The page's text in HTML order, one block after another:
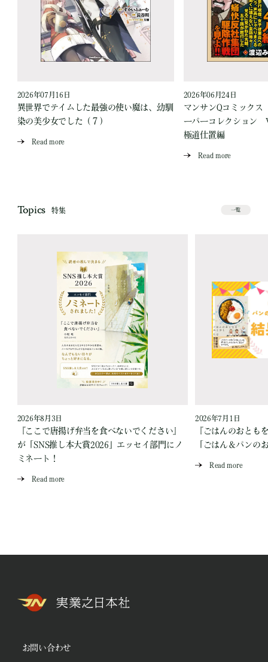
2026年07月16日
異世界でテイムした最強の使い魔は、幼馴
染の美少女でした（７）
Read more
2026年06月24日
マンサンQコミック
ーパーコレクション
極道仕置編
Read more
Topics 特集 一覧
2026年8月3日
『ここで唐揚げ弁当を食べないでください』
が「SNS推し本大賞2026」エッセイ部門にノ
ミネート！
Read more
2026年7月1日
『ごはんのおとも
「ごはん＆パンの
Read more
お問い合わせ